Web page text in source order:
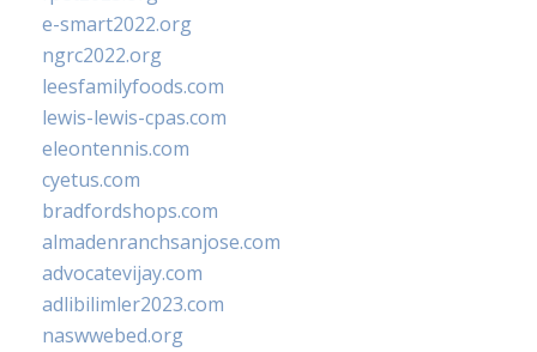
e-smart2022.org
ngrc2022.org
leesfamilyfoods.com
lewis-lewis-cpas.com
eleontennis.com
cyetus.com
bradfordshops.com
almadenranchsanjose.com
advocatevijay.com
adlibilimler2023.com
naswwebed.org